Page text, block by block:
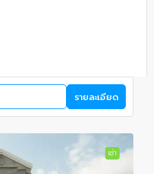
รายละเอียด
เช่า